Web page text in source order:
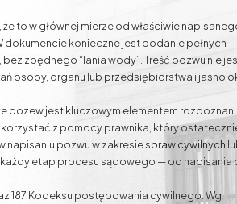
to w głównej mierze od właściwie
konieczne jest podanie pełnych
zbędnego “lania wody”. Treść pozwu nie
osoby, organu lub przedsiębiorstwa i jasno
pozew jest kluczowym elementem
z pomocy prawnika, który
napisaniu pozwu w zakresiespraw cywilnych
etap procesu sądowego — od napisania
187 Kodeksu postępowania cywilnego. Wg